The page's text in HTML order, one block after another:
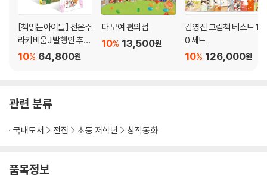
학교나 유치원에서 돌아와 신나게 뛰놀아야 할 이 시간에 아이들은 다 어
디에 가 있는 걸까요? 꿀꺽 선장한테 사로잡혀 친구들을 무찔러야 할 적으
로 여기며 미움 에너지를 생산하고 있지는 않을까요? 아이들한테서 나온
미움 에너지가 퍼져 나가면 이 세상은 어떻게 되는 걸까요? 생각이 거기까
지 미치자, 나로는 두려움을 억누르며 말하지요. “그럼 얼른 구하러 가야지
각합니다. 아이들이라면 어른들의 굳은 머리로는 감히 상상하기 힘든 세상
에 아이들이 조금이라도 더 행복한 꿈을 꾸게 해 주고 싶어 합니다. 아이들
마지막, 아이들이 다시 돌아온 놀이터가 건강하고 행복한 웃음으로 가득한
[책읽는아이들] 전은주
라키비움J 발행인 추천
초등 1~2학년 세트
64,800원
10%
다 모여 편의점
13,500원
10%
김영진 그림책 베스트 1
0 세트
126,000원
10%
관련 분류
국내도서 전집 초등 저학년 창작동화
품목정보